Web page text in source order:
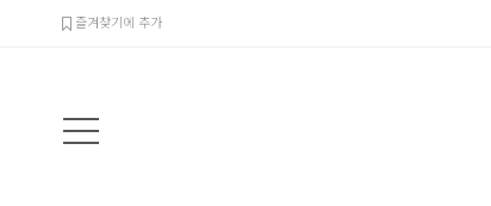
즐겨찾기에 추가